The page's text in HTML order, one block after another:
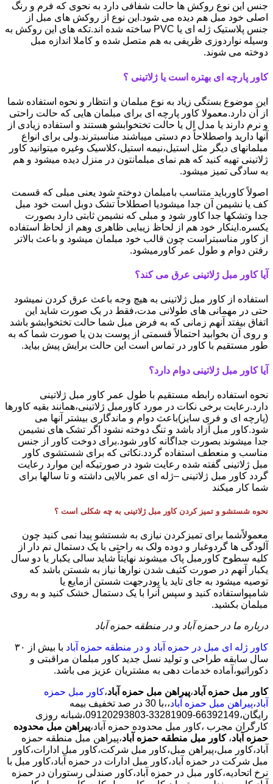
جنس این نوع روکش ها حالت شفافی دارد به نحوی که فرم و رنگ
اصلی خود مبل هم دیده می شود.این نوع از روکش های مبل از
جنس پلاستیک ژله ای یا PVC ساخته شده اند.تکه های این روکش به
وسیله نواردوزی ظریفی به هم متصل شده و کاملا اندازه مبل
دوخته می شوند.
کاور پارچه ای بهتره است یا ژلاتینی ؟
این موضوع بستگی زیاد به نوع مبلمان و انتظار و نحوه استفاده شما
از آن دارد.معمولا کاور پارچه ای برای مبلمان هایی که حالت راحتی
و نرم دارند یا مدل ال یا حالت تختخوابشو هستند و استفاده زیادی از
آنها دارید واصطلاحاً دم دستی میباشند مناسبترند.ولی برای انواع
مبلمانهای دیگر مثل استیل،نیمه استیل،کلاسیک وغیره میتوانید کاور
ژلاتینی تهیه کنید که هم نمای مبلمانتون در منزل دیده میشود و هم
به سادگی تمیز میشود.
اصولاً کاورباید متناسب بامبلمان دوخته شود یعنی مبلی که قسمت
کف یا نشیمن آن جدا میشودیا اصطلاحاً تشک دوبل است خود مبل
جدا وتشکها جدا کاور شود و مبلی که نشیمن ثابتی دارد بصورت
یکسره.اینکار خود هم از لحاظ زیبایی ظاهری وهم از لحاظ استفاده
از کاور مناسبتراست چون قالب خود مبلمان میشود و باعث بالاتر
رفتن دوام و طول عمر کاورمیشود.
آیا کاور مبل ژلاتینی عرق می کند؟
استفاده از کاور مبل ژلاتینی به هیچ وجه باعث عرق کردن نمیشود
حتی در مهمانی های طولانی مدت،فقط در یک صورت شاید این
اتفاق بیفتد آنهم زمانی که به فرض مبل شما حالت تختخوابشو باشد
و روی آن بخوابید احتمالاً قسمتی از پوست بدن یا صورت شما که به
طور مستقیم با کاور در تماس است این حالت برایش پیش بیاید.
آیا کاور مبل ژلاتینی دوام دارد؟
نحوه استفاده رابطه مستقیم با طول عمر کاور مبل ژلاتینی
دارد.رعایت برخی نکات در مورد کاورمبل ژلاتینی،همانند بقیه کاورها
(پارچه ای و فری سایز)باعث دوام و ماندگاری بیشتر آنها می
شود.کاور مبل آزاد باشد و تنگ دوخته نشود اگر تشک های نشیمن
جدا میشوند بصورت جداگانه کاور شود.برای دوخت کاور از جنس
مناسب و منعطف استفاده گردد.نکاتی که برای شستشوی کاور
مبل ژلاتینی گفته شده رعایت شود در صورتیکه این موارد رعایت
گردد کاور مبل ژلاتینی –ژله ای عمر بالایی داشته و تا سالها برای
شما کار میکند
نحوه شستشو و تمیز کردن کاور مبل ژلاتینی به چه شکلی است ؟
معمولاًشما برای تمیزکردن نیازی به شستشو پیدا نمی کنید چون
آلودگی ها گردوغبار و دوده ولک به راحتی با یک دستمال نم دار از
کلیه سطوح کاورمبل پاک میشوند نهایتاً شاید سالی یکبار یا دو سال
یکبار آنهم در صورت کثیف شدن نوارها نیاز به شستن باشد که
توصیه میشود به جای تاید یا پودرجهت شستن ازمایع یا
شامپواستفاده کنید و سپس آنرا با یک دستمال خشک کنید و به روی
مبلمان بکشید.
درباره ما در حمزه آباد و در منطقه حمزه آباد
کاور ژله ای مبل در حمزه آباد و در منطقه حمزه آباد
با بیش از ٣٠
سال سابقه طراحی و تولید نسل جدید کاور مبلمان مراقبتی و
دکوراتیو،آماده خدمات دهی به مشتریان عزیز می باشد.
کاور مبل حمزه آباد،پیراهن مبل حمزه آباد،کاور مبل حمزه
آباد،پیراهن مبل حمزه آباد،،با
30 در صد تخفیف بیمه
رایگان،66392149-33281909-09120293803،شبانه روزی
کارگران مجرب ،کاور مبل محدوده حمزه آباد،پیراهن مبل محدوده
حمزه آباد، کاور مبل منطقه حمزه آباد،پیراهن مبل منطقه حمزه
آباد،کاور مبل،پیراهن مبل،کاور مبل شرکت،کاور مبل ادارات،کاور
مبل شرکت در حمزه آباد،کاور مبل ادارات در حمزه آباد،کاور مبل با
نرخ اتحادیه،کاور مبل در حمزه آباد،کاور صندلی رستوران در حمزه